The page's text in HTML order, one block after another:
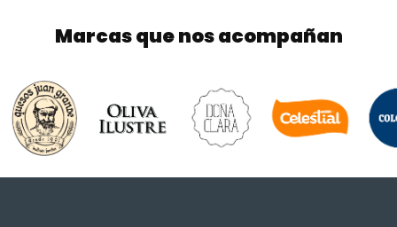
Marcas que nos acompañan